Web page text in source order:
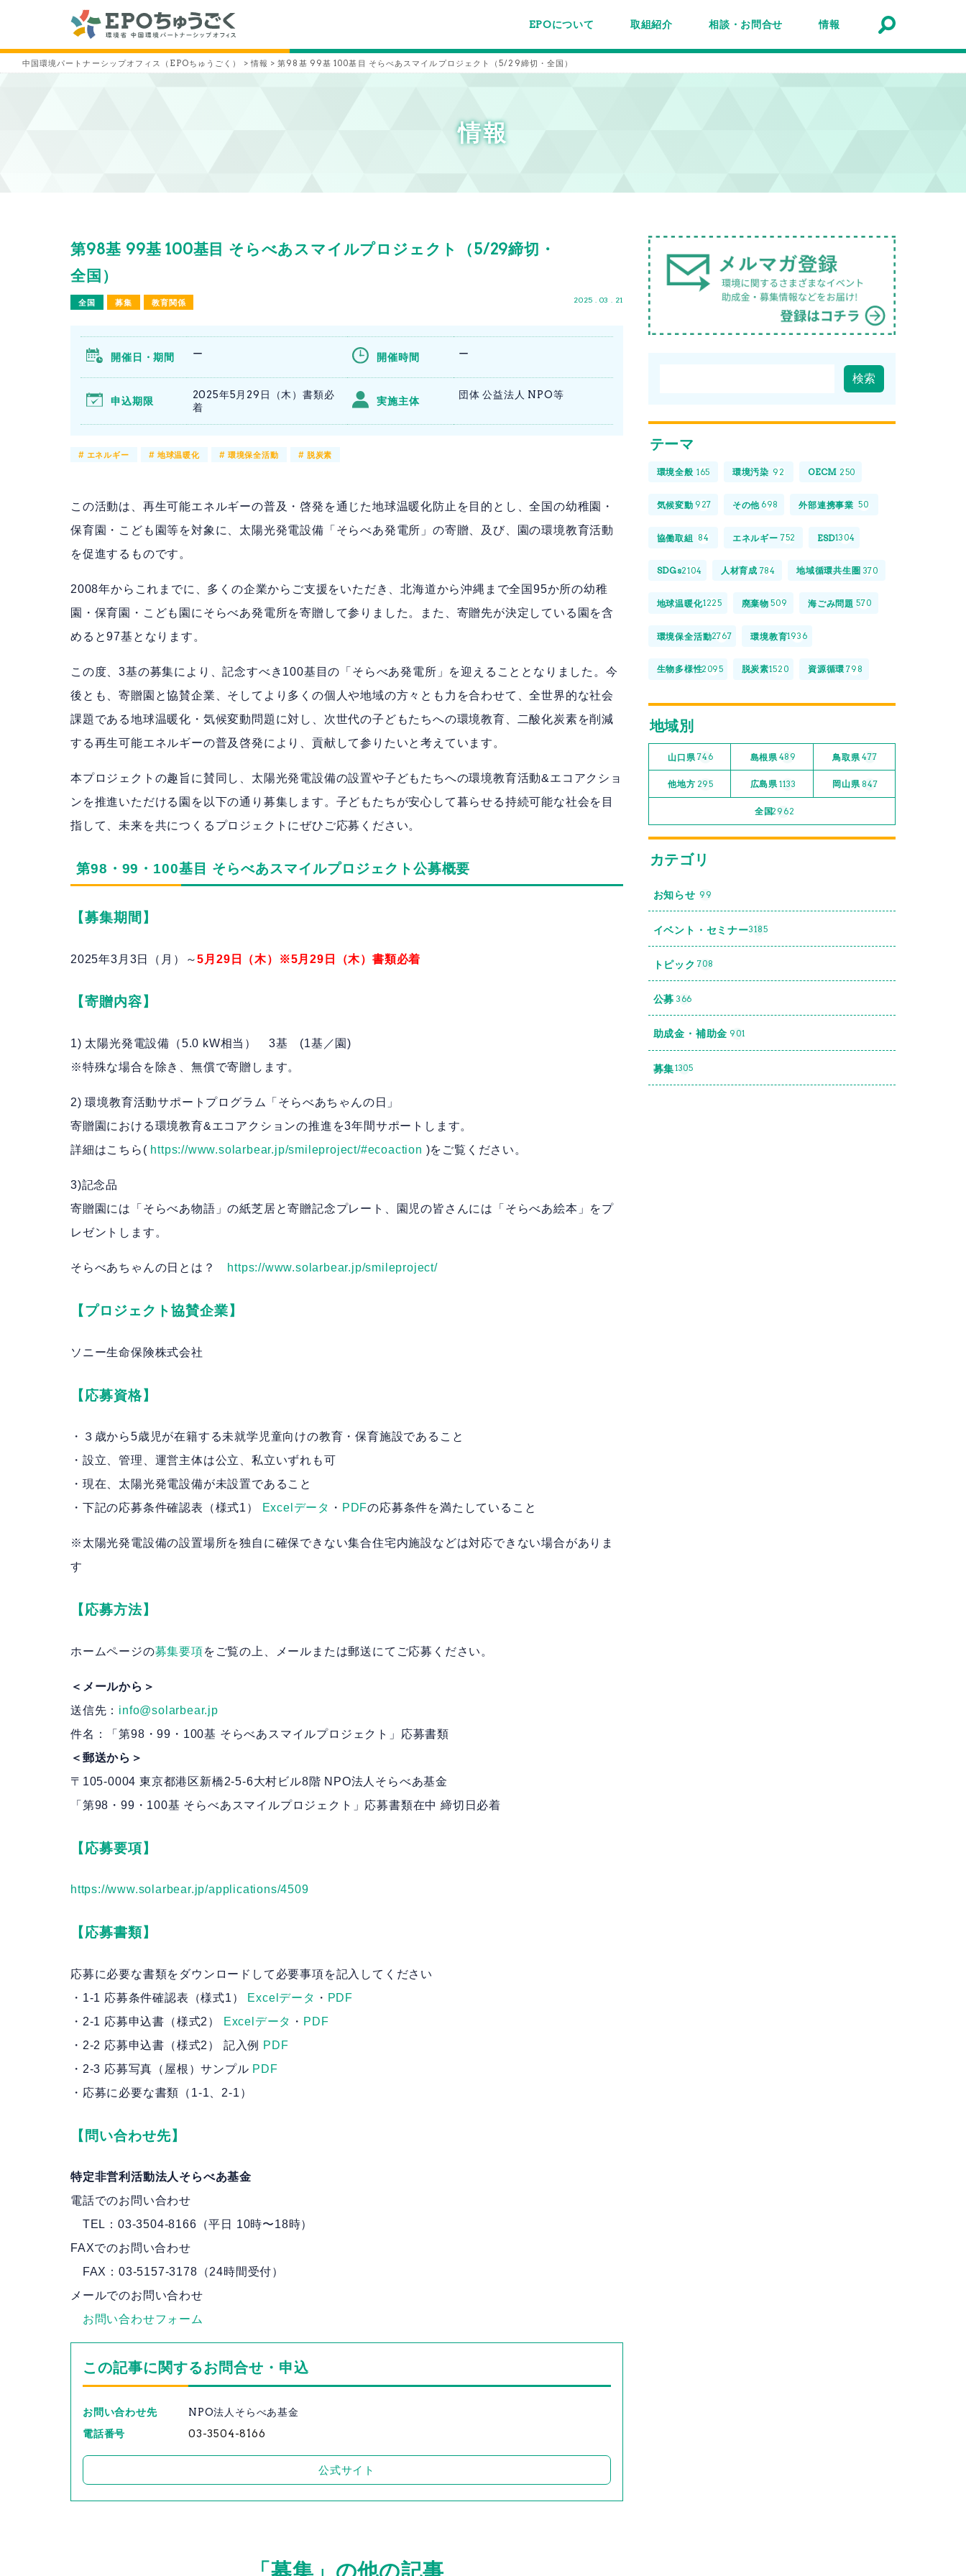
EPOについて
EPOちゅうごくについて
事業内容
スタッフ紹介
施設案内/利用案内
取組紹介 相談・お問合せ 情報
中国環境パートナーシップオフィス（EPOちゅうごく） >情報 >第98基 99基 100基目 そらべあスマイルプロジェクト（5/29締切・全国）
情報
第98基 99基 100基目 そらべあスマイルプロジェクト（5/29締切・
全国）
全国 募集 教育関係 2025 . 03 . 21
開催日・期間 ー 開催時間 ー
申込期限
2025年5月29日（木）書類必
着
実施主体 団体 公益法人 NPO等
# エネルギー # 地球温暖化 # 環境保全活動 # 脱炭素
この活動は、再生可能エネルギーの普及・啓発を通じた地球温暖化防止を目的とし、全国の幼稚園・
保育園・こども園等を対象に、太陽光発電設備「そらべあ発電所」の寄贈、及び、園の環境教育活動
を促進するものです。
2008年からこれまでに、多くの企業からご支援をいただき、北海道から沖縄まで全国95か所の幼稚
園・保育園・こども園にそらべあ発電所を寄贈して参りました。また、寄贈先が決定している園を含
めると97基となります。
この度、3基の募集により、記念すべき100基目の「そらべあ発電所」を迎えることとなりました。今
後とも、寄贈園と協賛企業、そしてより多くの個人や地域の方々とも力を合わせて、全世界的な社会
課題である地球温暖化・気候変動問題に対し、次世代の子どもたちへの環境教育、二酸化炭素を削減
する再生可能エネルギーの普及啓発により、貢献して参りたいと考えています。
本プロジェクトの趣旨に賛同し、太陽光発電設備の設置や子どもたちへの環境教育活動&エコアクショ
ンを推進いただける園を以下の通り募集します。子どもたちが安心して暮らせる持続可能な社会を目
指して、未来を共につくるプロジェクトにぜひご応募ください。
第98・99・100基目 そらべあスマイルプロジェクト公募概要
【募集期間】
2025年3月3日（月）～5月29日（木） ※5月29日（木）書類必着
【寄贈内容】
1) 太陽光発電設備（5.0 kW相当） 3基 (1基／園)
※特殊な場合を除き、無償で寄贈します。
2) 環境教育活動サポートプログラム「そらべあちゃんの日」
寄贈園における環境教育&エコアクションの推進を3年間サポートします。
詳細はこちら( https://www.solarbear.jp/smileproject/#ecoaction )をご覧ください。
3)記念品
寄贈園には「そらべあ物語」の紙芝居と寄贈記念プレート、園児の皆さんには「そらべあ絵本」をプ
レゼントします。
そらべあちゃんの日とは？ https://www.solarbear.jp/smileproject/
【プロジェクト協賛企業】
ソニー生命保険株式会社
【応募資格】
・３歳から5歳児が在籍する未就学児童向けの教育・保育施設であること
・設立、管理、運営主体は公立、私立いずれも可
・現在、太陽光発電設備が未設置であること
・下記の応募条件確認表（様式1）
Excelデータ ・ PDFの応募条件を満たしていること
※太陽光発電設備の設置場所を独自に確保できない集合住宅内施設などは対応できない場合がありま
す
【応募方法】
ホームページの募集要項をご覧の上、メールまたは郵送にてご応募ください。
＜メールから＞
送信先： info@solarbear.jp
件名：「第98・99・100基 そらべあスマイルプロジェクト」応募書類
＜郵送から＞
〒105-0004 東京都港区新橋2-5-6大村ビル8階 NPO法人そらべあ基金
「第98・99・100基 そらべあスマイルプロジェクト」応募書類在中 締切日必着
【応募要項】
https://www.solarbear.jp/applications/4509
【応募書類】
応募に必要な書類をダウンロードして必要事項を記入してください
・1-1 応募条件確認表（様式1） Excelデータ ・ PDF
・2-1 応募申込書（様式2） Excelデータ ・ PDF
・2-2 応募申込書（様式2） 記入例
PDF
・2-3 応募写真（屋根）サンプル PDF
・応募に必要な書類（ 1-1 2-1 ）
【問い合わせ先】
特定非営利活動法人そらべあ基金
電話でのお問い合わせ
TEL：03-3504-8166（平日 10時〜18時）
FAXでのお問い合わせ
FAX：03-5157-3178（24時間受付）
メールでのお問い合わせ
お問い合わせフォーム
この記事に関するお問合せ・申込
お問い合わせ先
NPO法人そらべあ基金
電話番号
03-3504-8166
公式サイト
「募集」の他の記事
テーマ
環境全般 165 環境汚染 92 OECM 250
気候変動 927 その他 698 外部連携事業 50
協働取組 84 エネルギー 752 ESD1304
SDGs2104 人材育成 784 地域循環共生圏 370
地球温暖化1225 廃棄物 509 海ごみ問題 570
環境保全活動2767 環境教育1936
生物多様性2095 脱炭素1520 資源循環 798
地域別
山口県 746 島根県 489 鳥取県 477
他地方 295 広島県1133 岡山県 847
全国2962
カテゴリ
お知らせ 99
イベント・セミナー3185
トピック 708
公募 366
助成金・補助金 901
募集1305